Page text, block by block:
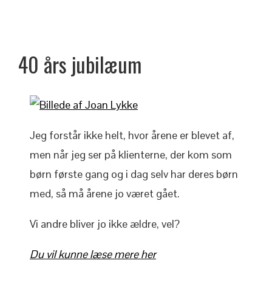
40 års jubilæum
Jeg forstår ikke helt, hvor årene er blevet af,
men når jeg ser på klienterne, der kom som
børn første gang og i dag selv har deres børn
med, så må årene jo været gået.
Vi andre bliver jo ikke ældre, vel?
Du vil kunne læse mere her